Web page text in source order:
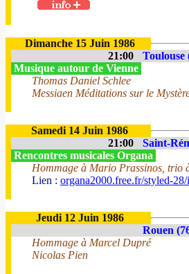
Dimanche 15 Juin 1986
21:00
Toulouse
Musique autour de Vienne
Thomas Daniel Schlee
Messiaen Méditations sur le
Samedi 14 Juin 1986
21:00
Saint-
Rencontres musicales Organa
Hommage à Mario Prassinos, trio
Lien : organa2000.free.fr/styled-
Jeudi 12 Juin 1986
Rouen
Hommage à Marcel Dupré
Nicolas Pien